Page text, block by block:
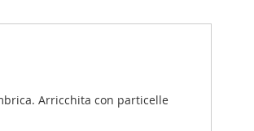
Arricchita con particelle